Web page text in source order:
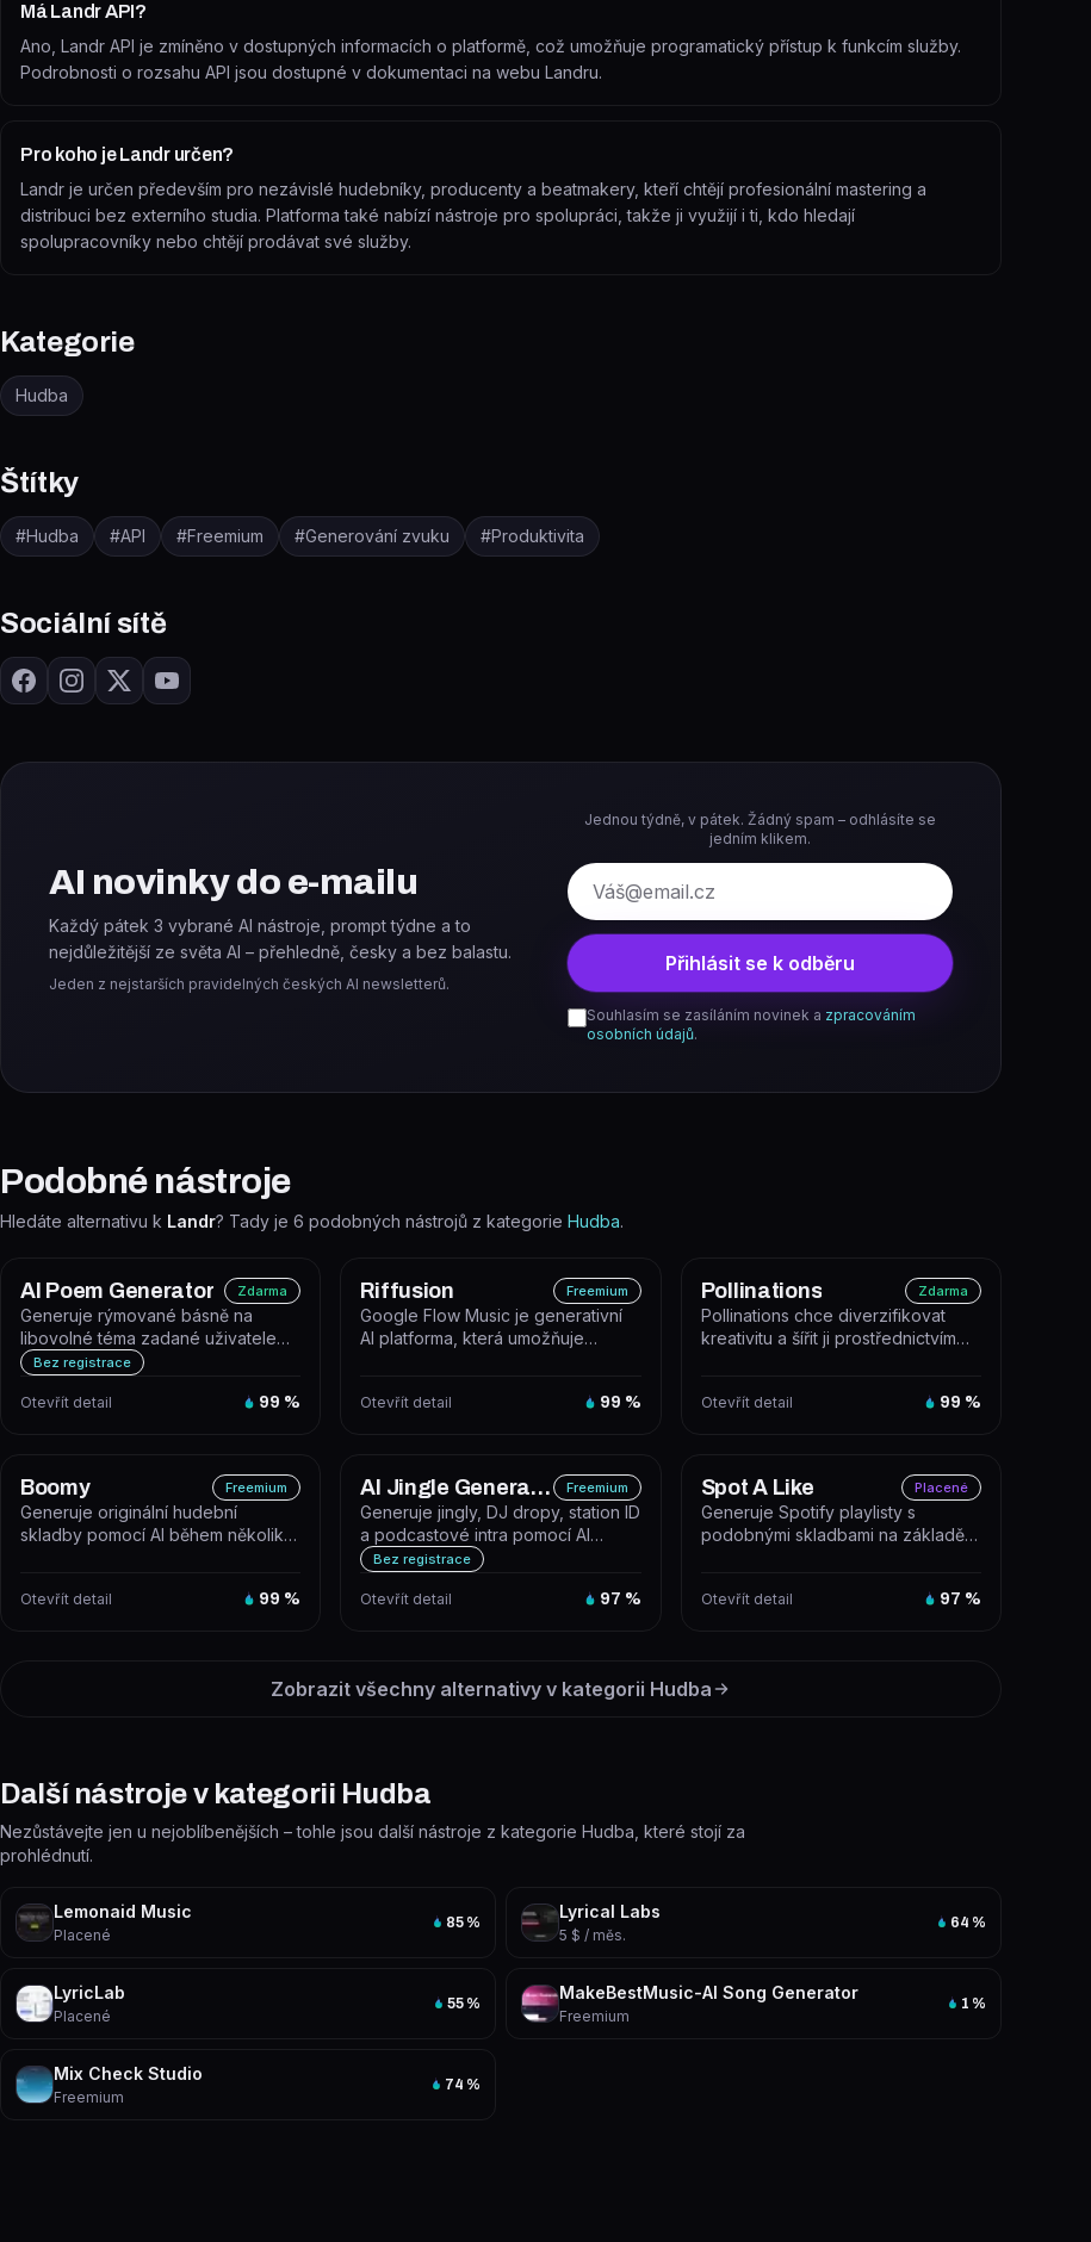
Má Landr API?
Ano, Landr API je zmíněno v dostupných informacích o platformě, což umožňuje programatický přístup k funkcím služby.
Podrobnosti o rozsahu API jsou dostupné v dokumentaci na webu Landru.
Pro koho je Landr určen?
Landr je určen především pro nezávislé hudebníky, producenty a beatmakery, kteří chtějí profesionální mastering a
distribuci bez externího studia. Platforma také nabízí nástroje pro spolupráci, takže ji využijí i ti, kdo hledají
spolupracovníky nebo chtějí prodávat své služby.
Kategorie
Hudba
Štítky
#Hudba #API #Freemium #Generování zvuku #Produktivita
Sociální sítě
AI novinky do e-mailu
Každý pátek 3 vybrané AI nástroje, prompt týdne a to
nejdůležitější ze světa AI – přehledně, česky a bez balastu.
Jeden z nejstarších pravidelných českých AI newsletterů.
Jednou týdně, v pátek. Žádný spam – odhlásíte se
jedním klikem.
E-mail
Přihlásit se k odběru
Souhlasím se zasíláním novinek a zpracováním
osobních údajů.
Podobné nástroje
Hledáte alternativu k Landr? Tady je 6 podobných nástrojů z kategorie Hudba.
AI Poem Generator Zdarma
Generuje rýmované básně na
libovolné téma zadané uživatelem.
Nástroj je dostupný zdarma online
Bez registrace
Otevřít detail 99 %
Riffusion Freemium
Google Flow Music je generativní
AI platforma, která umožňuje
Otevřít detail 99 %
Pollinations Zdarma
Pollinations chce diverzifikovat
kreativitu a šířit ji prostřednictvím
Otevřít detail 99 %
Boomy Freemium
Generuje originální hudební
skladby pomocí AI během několika
Otevřít detail 99 %
AI Jingle Generator Freemium
Generuje jingly, DJ dropy, station ID
a podcastové intra pomocí AI
hlasové syntézy a knihovny zv...
Bez registrace
Otevřít detail 97 %
Spot A Like Placené
Generuje Spotify playlisty s
podobnými skladbami na základě
Otevřít detail 97 %
Zobrazit všechny alternativy v kategorii Hudba
Další nástroje v kategorii Hudba
Nezůstávejte jen u nejoblíbenějších – tohle jsou další nástroje z kategorie Hudba, které stojí za
prohlédnutí.
Lemonaid Music
Placené
85 %
Lyrical Labs
5 $ / měs.
64 %
LyricLab
Placené
55 %
MakeBestMusic-Al Song Generator
Freemium
1 %
Mix Check Studio
Freemium
74 %